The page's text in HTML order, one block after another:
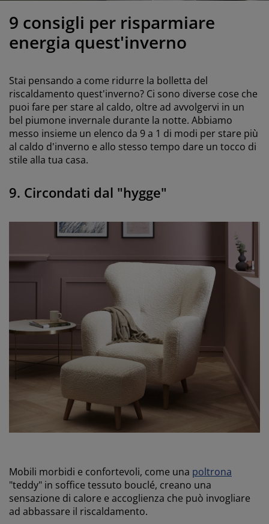
con contenitore
per bambini
per bambini
per la cura di mobili
per vetri
da esterno
per la casa
9 consigli per risparmiare
energia quest'inverno
Stai pensando a come ridurre la bolletta del
riscaldamento quest'inverno? Ci sono diverse cose che
puoi fare per stare al caldo, oltre ad avvolgervi in un
bel piumone invernale durante la notte. Abbiamo
messo insieme un elenco da 9 a 1 di modi per stare più
al caldo d'inverno e allo stesso tempo dare un tocco di
stile alla tua casa.
9. Circondati dal "hygge"
Mobili morbidi e confortevoli, come una poltrona
"teddy" in soffice tessuto bouclé, creano una
sensazione di calore e accoglienza che può invogliare
ad abbassare il riscaldamento.